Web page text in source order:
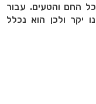
החם והטעים. עבור
יקר ולכן הוא נכלל